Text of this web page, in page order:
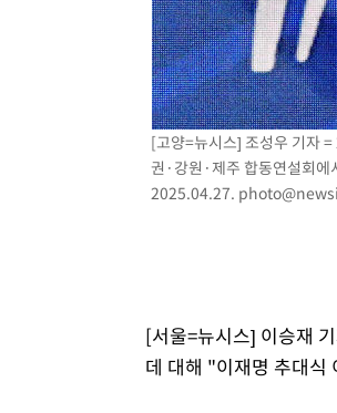
[고양=뉴시스] 조성우 기자
권·강원·제주 합동연설회에
2025.04.27.
[서울=뉴시스] 이승재
데 대해 "이재명 추대식